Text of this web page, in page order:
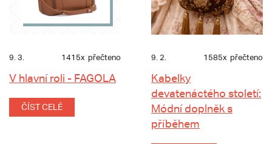
9. 3. 1415x přečteno
V hlavní roli - FAGOLA
ČÍST CELÉ
9. 2. 1585x přečteno
Kabelky
devatenáctého století:
Módní doplněk s
příběhem